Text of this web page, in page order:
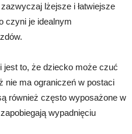
lżejsze i łatwiejsze
czyni je idealnym
jest to, że dziecko może czuć
nie ma ograniczeń w postaci
również często wyposażone w
wypadnięciu